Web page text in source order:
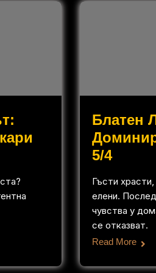
Блатен
5/4
Гъсти
елени.
чувства у
се отказват.
Read More